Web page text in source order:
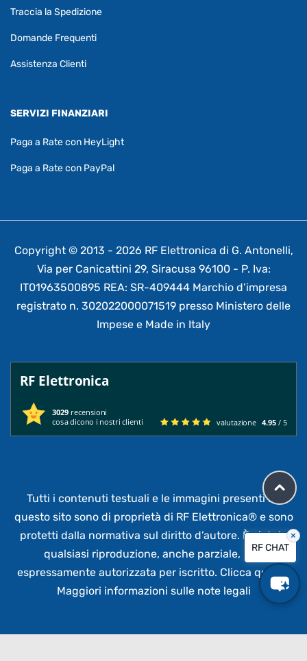
Traccia la Spedizione
Domande Frequenti
Assistenza Clienti
SERVIZI FINANZIARI
Paga a Rate con HeyLight
Paga a Rate con PayPal
Copyright © 2013 - 2026 RF Elettronica di G. Antonelli,
Via per Canicattini 29, Siracusa 96100 - P. Iva:
IT01963500895 REA: SR-409444 Marchio d’impresa
registrato n. 302022000071519 presso Ministero delle
Impese e Made in Italy
RF Elettronica
3029 recensioni
cosa dicono i nostri clienti
valutazione 4.95 / 5
Tutti i contenuti testuali e le immagini presenti su
questo sito sono di proprietà di RF Elettronica® e sono
protetti dalla normativa sul diritto d’autore. È vietata
qualsiasi riproduzione, anche parziale,
non
espressamente autorizzata per iscritto. Clicca qui per
Maggiori informazioni sulle note legali
RF CHAT
×